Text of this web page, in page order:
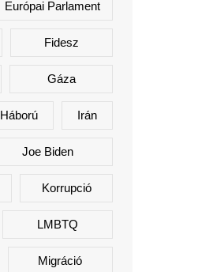
Európai Parlament
Fidesz
Gáza
Háború Irán
Joe Biden
Korrupció
LMBTQ
Migráció